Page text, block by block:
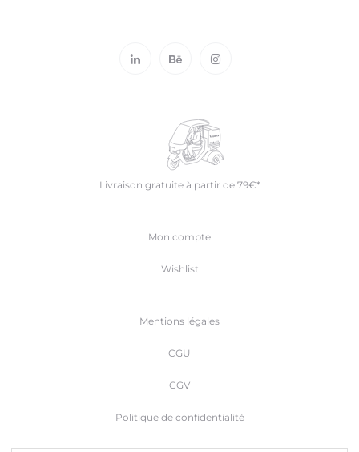
Livraison gratuite à partir de 79€*
Mon compte
Wishlist
Mentions légales
CGU
CGV
Politique de confidentialité